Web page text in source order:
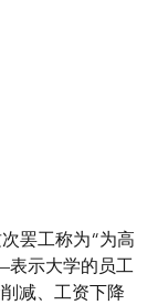
罢工称为“为高
示大学的员工
减、工资下降